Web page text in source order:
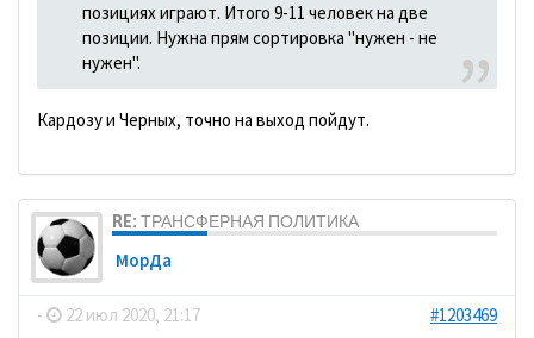
позициях играют. Итого 9-11 человек на две
позиции. Нужна прям сортировка "нужен - не
нужен".
Кардозу и Черных, точно на выход пойдут.
RE: ТРАНСФЕРНАЯ ПОЛИТИКА
МорДа
- 22 июл 2020, 21:17
#1203469